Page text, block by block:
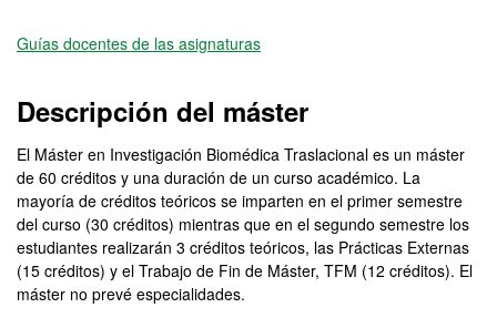
Máster Oficial -
Guías docentes de las asignaturas
Descripción del máster
El Máster en Investigación Biomédica Traslacional es un máster
de 60 créditos y una duración de un curso académico. La
mayoría de créditos teóricos se imparten en el primer semestre
del curso (30 créditos) mientras que en el segundo semestre los
estudiantes realizarán 3 créditos teóricos, las Prácticas Externas
(15 créditos) y el Trabajo de Fin de Máster, TFM (12 créditos). El
máster no prevé especialidades.